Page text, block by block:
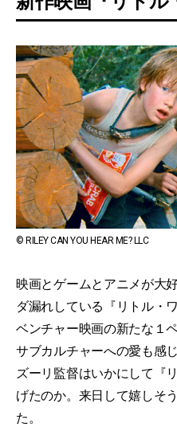
© RILEY CAN YOU HEAR ME? LLC
映画とゲームとアニメが大
ダ漏れしている『リトル・
ベンチャー映画の新たな１
サブカルチャーへの愛も感
ズーリ監督はいかにして『
げたのか。来日して嬉しそ
た。